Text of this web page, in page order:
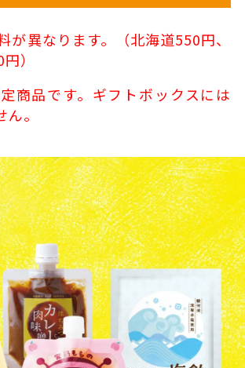
が異なります。（北海道550円、
）
商品です。ギフトボックスには
。